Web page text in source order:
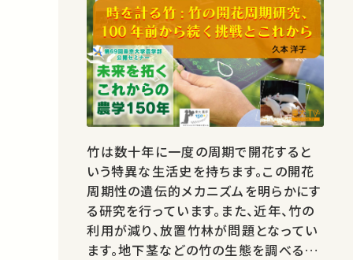
竹は数十年に一度の周期で開花すると
いう特異な生活史を持ちます。この開花
周期性の遺伝的メカニズムを明らかにす
る研究を行っています。また、近年、竹の
利用が減り、放置竹林が問題となってい
ます。地下茎などの竹の生態を調べるこ